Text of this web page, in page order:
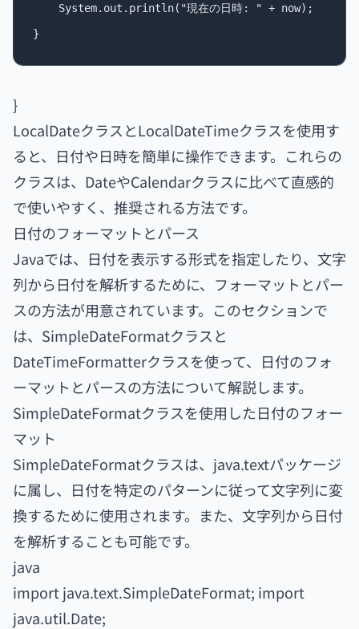
    System.out.println("現在の日時: " + now);
}
LocalDateクラスとLocalDateTimeクラスを使用す
ると、日付や日時を簡単に操作できます。これらの
クラスは、DateやCalendarクラスに比べて直感的
で使いやすく、推奨される方法です。
日付のフォーマットとパース
Javaでは、日付を表示する形式を指定したり、文字
列から日付を解析するために、フォーマットとパー
スの方法が用意されています。このセクションで
は、SimpleDateFormatクラスと
DateTimeFormatterクラスを使って、日付のフォ
ーマットとパースの方法について解説します。
SimpleDateFormatクラスを使用した日付のフォー
マット
SimpleDateFormatクラスは、java.textパッケージ
に属し、日付を特定のパターンに従って文字列に変
換するために使用されます。また、文字列から日付
を解析することも可能です。
java
import java.text.SimpleDateFormat; import
java.util.Date;